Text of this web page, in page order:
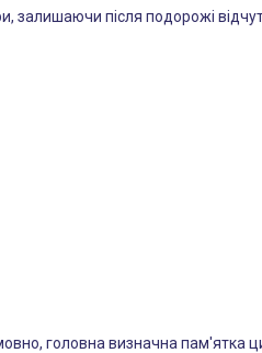
залишаючи після подорожі
головна визначна пам'ятка